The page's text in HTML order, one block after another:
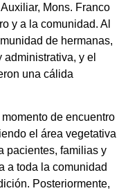
Mons. Franco
y a la comunidad. Al
de hermanas,
y el
una cálida
de encuentro
el área vegetativa
pacientes, familias y
a toda la comunidad
Posteriormente,